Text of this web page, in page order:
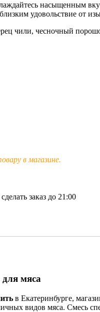
насыщенным
удовольствие от
чили, чесночный
в магазине.
заказ до 21:00
мяса
в Екатеринбурге,
видов мяса. Смесь